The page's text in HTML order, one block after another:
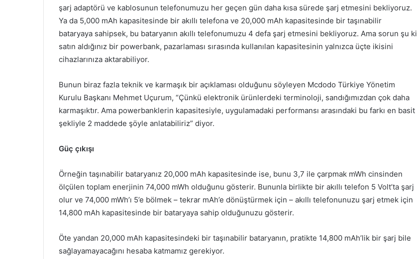
şarj adaptörü ve kablosunun telefonumuzu her geçen gün daha kısa sürede şarj etmesini bekliyoruz.
Ya da 5,000 mAh kapasitesinde bir akıllı telefona ve 20,000 mAh kapasitesinde bir taşınabilir
bataryaya sahipsek, bu bataryanın akıllı telefonumuzu 4 defa şarj etmesini bekliyoruz. Ama sorun şu ki
satın aldığınız bir powerbank, pazarlaması sırasında kullanılan kapasitesinin yalnızca üçte ikisini
cihazlarınıza aktarabiliyor.
Bunun biraz fazla teknik ve karmaşık bir açıklaması olduğunu söyleyen Mcdodo Türkiye Yönetim
Kurulu Başkanı Mehmet Uçurum, “Çünkü elektronik ürünlerdeki terminoloji, sandığımızdan çok daha
karmaşıktır. Ama powerbanklerin kapasitesiyle, uygulamadaki performansı arasındaki bu farkı en basit
şekliyle 2 maddede şöyle anlatabiliriz” diyor.
Güç çıkışı
Örneğin taşınabilir bataryanız 20,000 mAh kapasitesinde ise, bunu 3,7 ile çarpmak mWh cinsinden
ölçülen toplam enerjinin 74,000 mWh olduğunu gösterir. Bununla birlikte bir akıllı telefon 5 Volt’ta şarj
olur ve 74,000 mWh’ı 5’e bölmek – tekrar mAh’e dönüştürmek için – akıllı telefonunuzu şarj etmek için
14,800 mAh kapasitesinde bir bataryaya sahip olduğunuzu gösterir.
Öte yandan 20,000 mAh kapasitesindeki bir taşınabilir bataryanın, pratikte 14,800 mAh’lik bir şarj bile
sağlayamayacağını hesaba katmamız gerekiyor.